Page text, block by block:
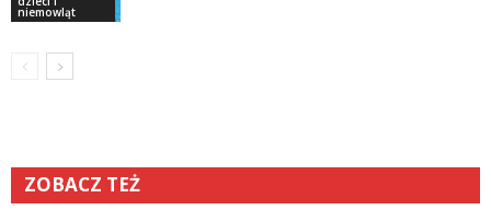
niemowląt
ZOBACZ TEŻ